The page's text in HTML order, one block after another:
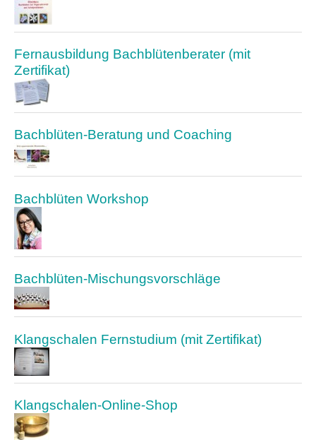
Fernausbildung Bachblütenberater (mit
Zertifikat)
Bachblüten-Beratung und Coaching
Bachblüten Workshop
Bachblüten-Mischungsvorschläge
Klangschalen Fernstudium (mit Zertifikat)
Klangschalen-Online-Shop